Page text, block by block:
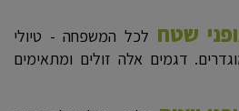
שטח לכל המשפחה - טיולי
דגמים אלה זולים ומתאימים